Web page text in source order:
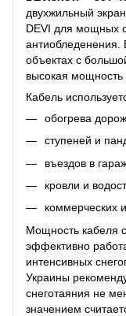
двухжильный
DEVI для мощных
антиобледенения.
объектах с
высокая мощность
Кабель
обогрева
ступеней и
въездов в
кровли и
коммерческих
Мощность кабеля
эффективно
интенсивных
Украины
снеготаяния не
значением